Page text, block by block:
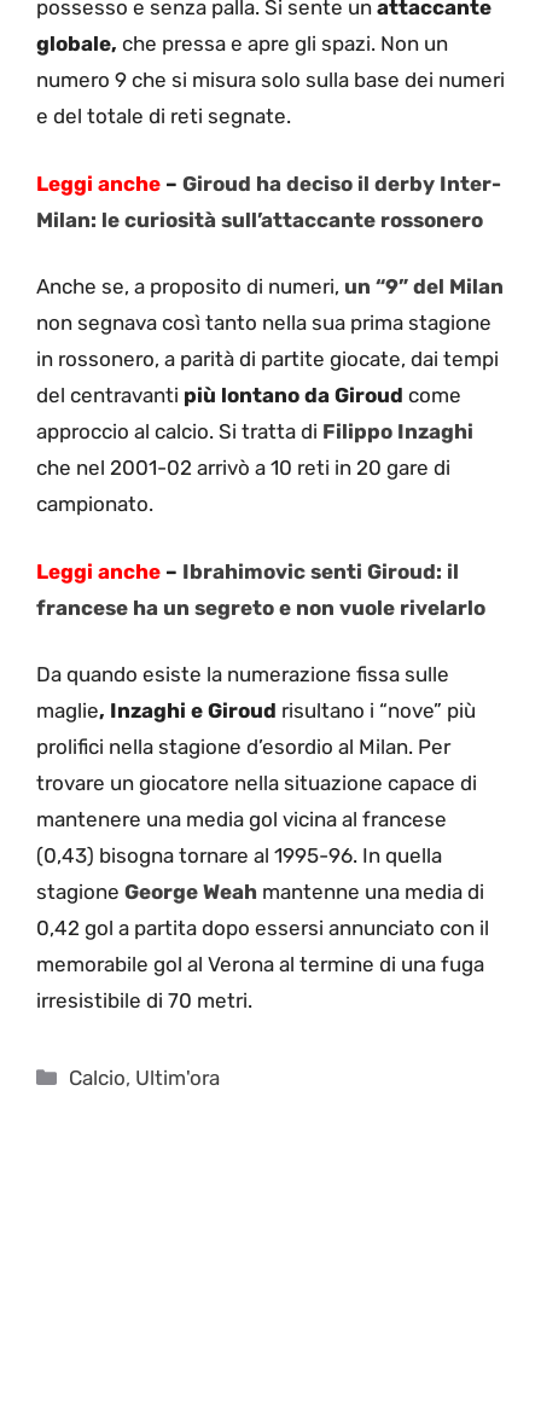
possesso e senza palla. Si sente un attaccante
globale, che pressa e apre gli spazi. Non un
numero 9 che si misura solo sulla base dei numeri
e del totale di reti segnate.
Leggi anche – Giroud ha deciso il derby Inter-
Milan: le curiosità sull’attaccante rossonero
Anche se, a proposito di numeri, un “9” del Milan
non segnava così tanto nella sua prima stagione
in rossonero, a parità di partite giocate, dai tempi
del centravanti più lontano da Giroud come
approccio al calcio. Si tratta di Filippo Inzaghi
che nel 2001-02 arrivò a 10 reti in 20 gare di
campionato.
Leggi anche – Ibrahimovic senti Giroud: il
francese ha un segreto e non vuole rivelarlo
Da quando esiste la numerazione fissa sulle
maglie, Inzaghi e Giroud risultano i “nove” più
prolifici nella stagione d’esordio al Milan. Per
trovare un giocatore nella situazione capace di
mantenere una media gol vicina al francese
(0,43) bisogna tornare al 1995-96. In quella
stagione George Weah mantenne una media di
0,42 gol a partita dopo essersi annunciato con il
memorabile gol al Verona al termine di una fuga
irresistibile di 70 metri.
Categorie
Calcio, Ultim'ora